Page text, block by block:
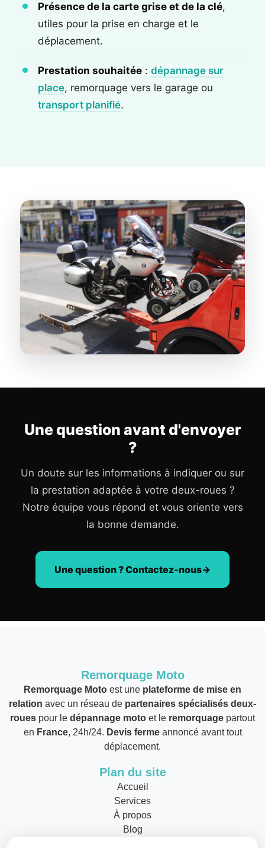
Présence de la carte grise et de la clé,
utiles pour la prise en charge et le
déplacement.
Prestation souhaitée : dépannage sur
place, remorquage vers le garage ou
transport planifié.
Une question avant d'envoyer
?
Un doute sur les informations à indiquer ou sur
la prestation adaptée à votre deux-roues ?
Notre équipe vous répond et vous oriente vers
la bonne demande.
Une question ? Contactez-nous
Remorquage Moto
Remorquage Moto est une plateforme de mise en
relation avec un réseau de partenaires spécialisés deux-
roues pour le dépannage moto et le remorquage partout
en France, 24h/24. Devis fermeannoncé avant tout
déplacement.
Plan du site
Accueil
Services
À propos
Blog